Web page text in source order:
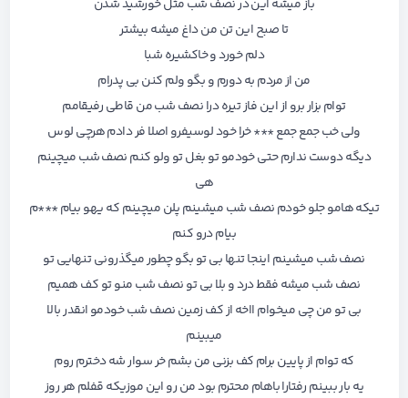
باز میشه این در نصف شب مثل خورشید شدن
تا صبح این تن من داغ میشه بیشتر
دلم خورد و خاکشیره شبا
من از مردم به دورم و بگو ولم کنن بی پدرام
توام بزار برو از این فاز تیره درا نصف شب من قاطی رفیقامم
ولی خب جمع جمع *** خرا خود لوسیفرو اصلا فر دادم هرچی لوس
دیگه دوست ندارم حتی خودمو تو بغل تو ولو کنم نصف شب میچینم
هی
تیکه هامو جلو خودم نصف شب میشینم پلن میچینم که یهو بیام ***م
بیام درو کنم
نصف شب میشینم اینجا تنها بی تو بگو چطور میگذرونی تنهایی تو
نصف شب میشه فقط درد و بلا بی تو نصف شب منو تو کف همیم
بی تو من چی میخوام ااخه از کف زمین نصف شب خودمو انقدر بالا
میبینم
که توام از پایین برام کف بزنی من بشم خر سوار شه دخترم روم
یه بار ببینم رفتارا باهام محترم بود من رو این موزیکه قفلم هر روز